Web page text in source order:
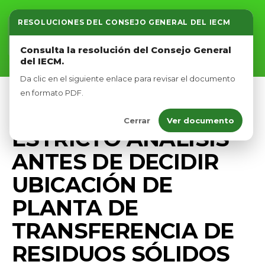
RESOLUCIONES DEL CONSEJO GENERAL DEL IECM
Consulta la resolución del Consejo General
del IECM.
Da clic en el siguiente enlace para revisar el documento
en formato PDF.
Cerrar Ver documento
Inicio
Nosotros
Afíliate
ESTRICTO ANÁLISIS
ANTES DE DECIDIR
UBICACIÓN DE
PLANTA DE
TRANSFERENCIA DE
RESIDUOS SÓLIDOS